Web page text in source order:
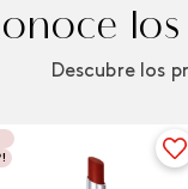
Descubre los